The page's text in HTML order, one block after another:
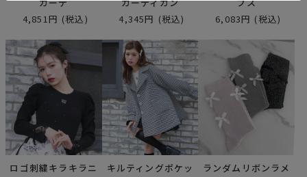
4,851円 (税込)
4,345円 (税込)
6,083円 (税込)
ロゴ刺繍キラキラニ
キルティングポケッ
ランダムリボンラメ